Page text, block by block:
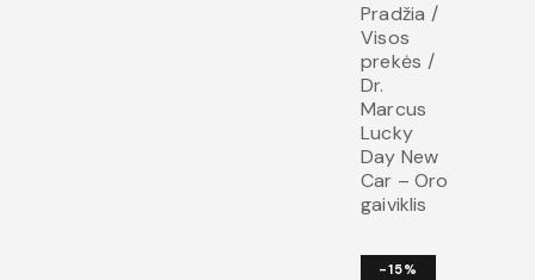
Pradžia
Visos
prekės
Dr.
Marcus
Lucky
Day New
Car – Oro
gaiviklis
-15%